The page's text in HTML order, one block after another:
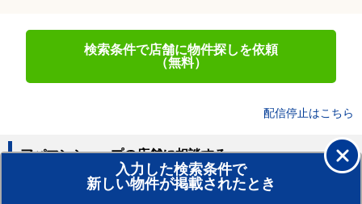
検索条件で店舗に物件探しを依頼
（無料）
配信停止はこちら
入力した検索条件で
新しい物件が掲載されたとき
アパマンショップの店舗に相談する
賃貸のプロがお部屋探し！